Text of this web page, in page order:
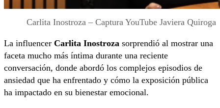
Carlita Inostroza – Captura YouTube Javiera Quiroga
La influencer Carlita Inostroza sorprendió al mostrar una
faceta mucho más íntima durante una reciente
conversación, donde abordó los complejos episodios de
ansiedad que ha enfrentado y cómo la exposición pública
ha impactado en su bienestar emocional.